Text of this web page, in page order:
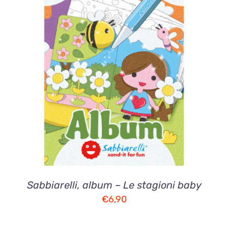
AGGIUNGI AL CARRELLO
/
DETTAGLI
Sabbiarelli, album – Le stagioni baby
€6,90